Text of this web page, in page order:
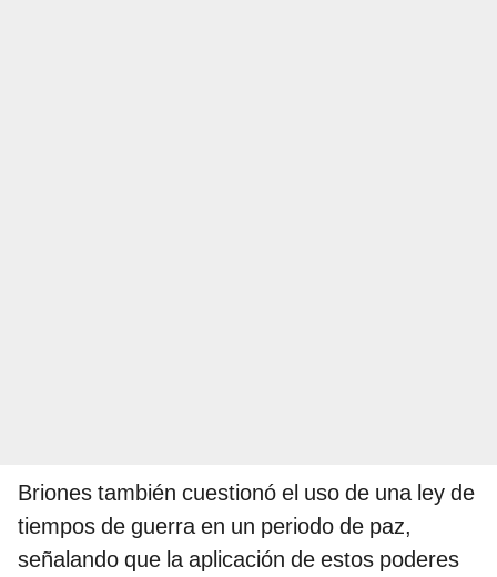
Briones también cuestionó el uso de una ley de
tiempos de guerra en un periodo de paz,
señalando que la aplicación de estos poderes